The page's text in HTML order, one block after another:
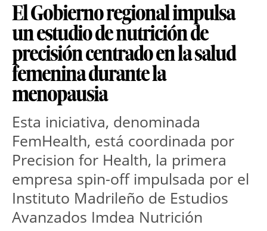
El Gobierno regional impulsa
un estudio de nutrición de
precisión centrado en la salud
femenina durante la
menopausia
Esta iniciativa, denominada
FemHealth, está coordinada por
Precision for Health, la primera
empresa spin-off impulsada por el
Instituto Madrileño de Estudios
Avanzados Imdea Nutrición